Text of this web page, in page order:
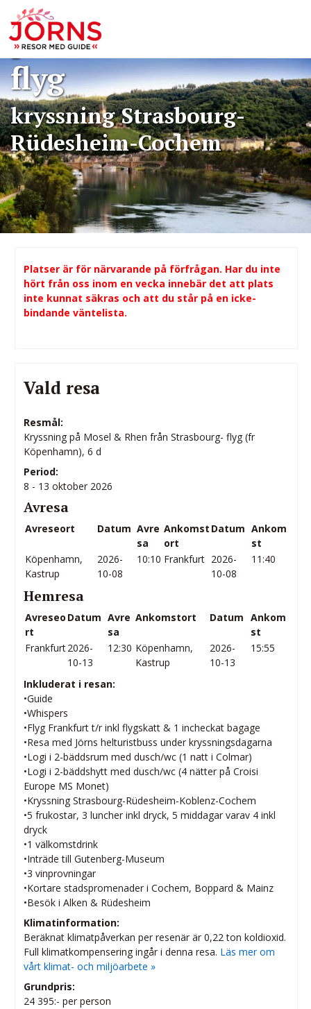
på Mosel & Rhen -
flyg
kryssning Strasbourg-
Rüdesheim-Cochem
Platser är för närvarande på förfrågan. Har du inte
hört från oss inom en vecka innebär det att plats
inte kunnat säkras och att du står på en icke-
bindande väntelista.
Vald resa
Resmål:
Kryssning på Mosel & Rhen från Strasbourg- flyg (fr
Köpenhamn), 6 d
Period:
8 - 13 oktober 2026
Avresa
Avreseort Datum Avre
sa
Ankomst
ort
Datum Ankom
st
Köpenhamn,
Kastrup
2026-
10-08
10:10 Frankfurt 2026-
10-08
11:40
Hemresa
Avreseo
rt
Datum Avre
sa
Ankomstort Datum Ankom
st
Frankfurt2026-
10-13
12:30 Köpenhamn,
Kastrup
2026-
10-13
15:55
Inkluderat i resan:
•Guide
•Whispers
•Flyg Frankfurt t/r inkl flygskatt & 1 incheckat bagage
•Resa med Jörns helturistbuss under kryssningsdagarna
•Logi i 2-bäddsrum med dusch/wc (1 natt i Colmar)
•Logi i 2-bäddshytt med dusch/wc (4 nätter på Croisi
Europe MS Monet)
•Kryssning Strasbourg-Rüdesheim-Koblenz-Cochem
•5 frukostar, 3 luncher inkl dryck, 5 middagar varav 4 inkl
dryck
•1 välkomstdrink
•Inträde till Gutenberg-Museum
•3 vinprovningar
•Kortare stadspromenader i Cochem, Boppard & Mainz
•Besök i Alken & Rüdesheim
Klimatinformation:
Beräknat klimatpåverkan per resenär är 0,22 ton koldioxid.
Full klimatkompensering ingår i denna resa. Läs mer om
vårt klimat- och miljöarbete »
Grundpris:
24 395:- per person